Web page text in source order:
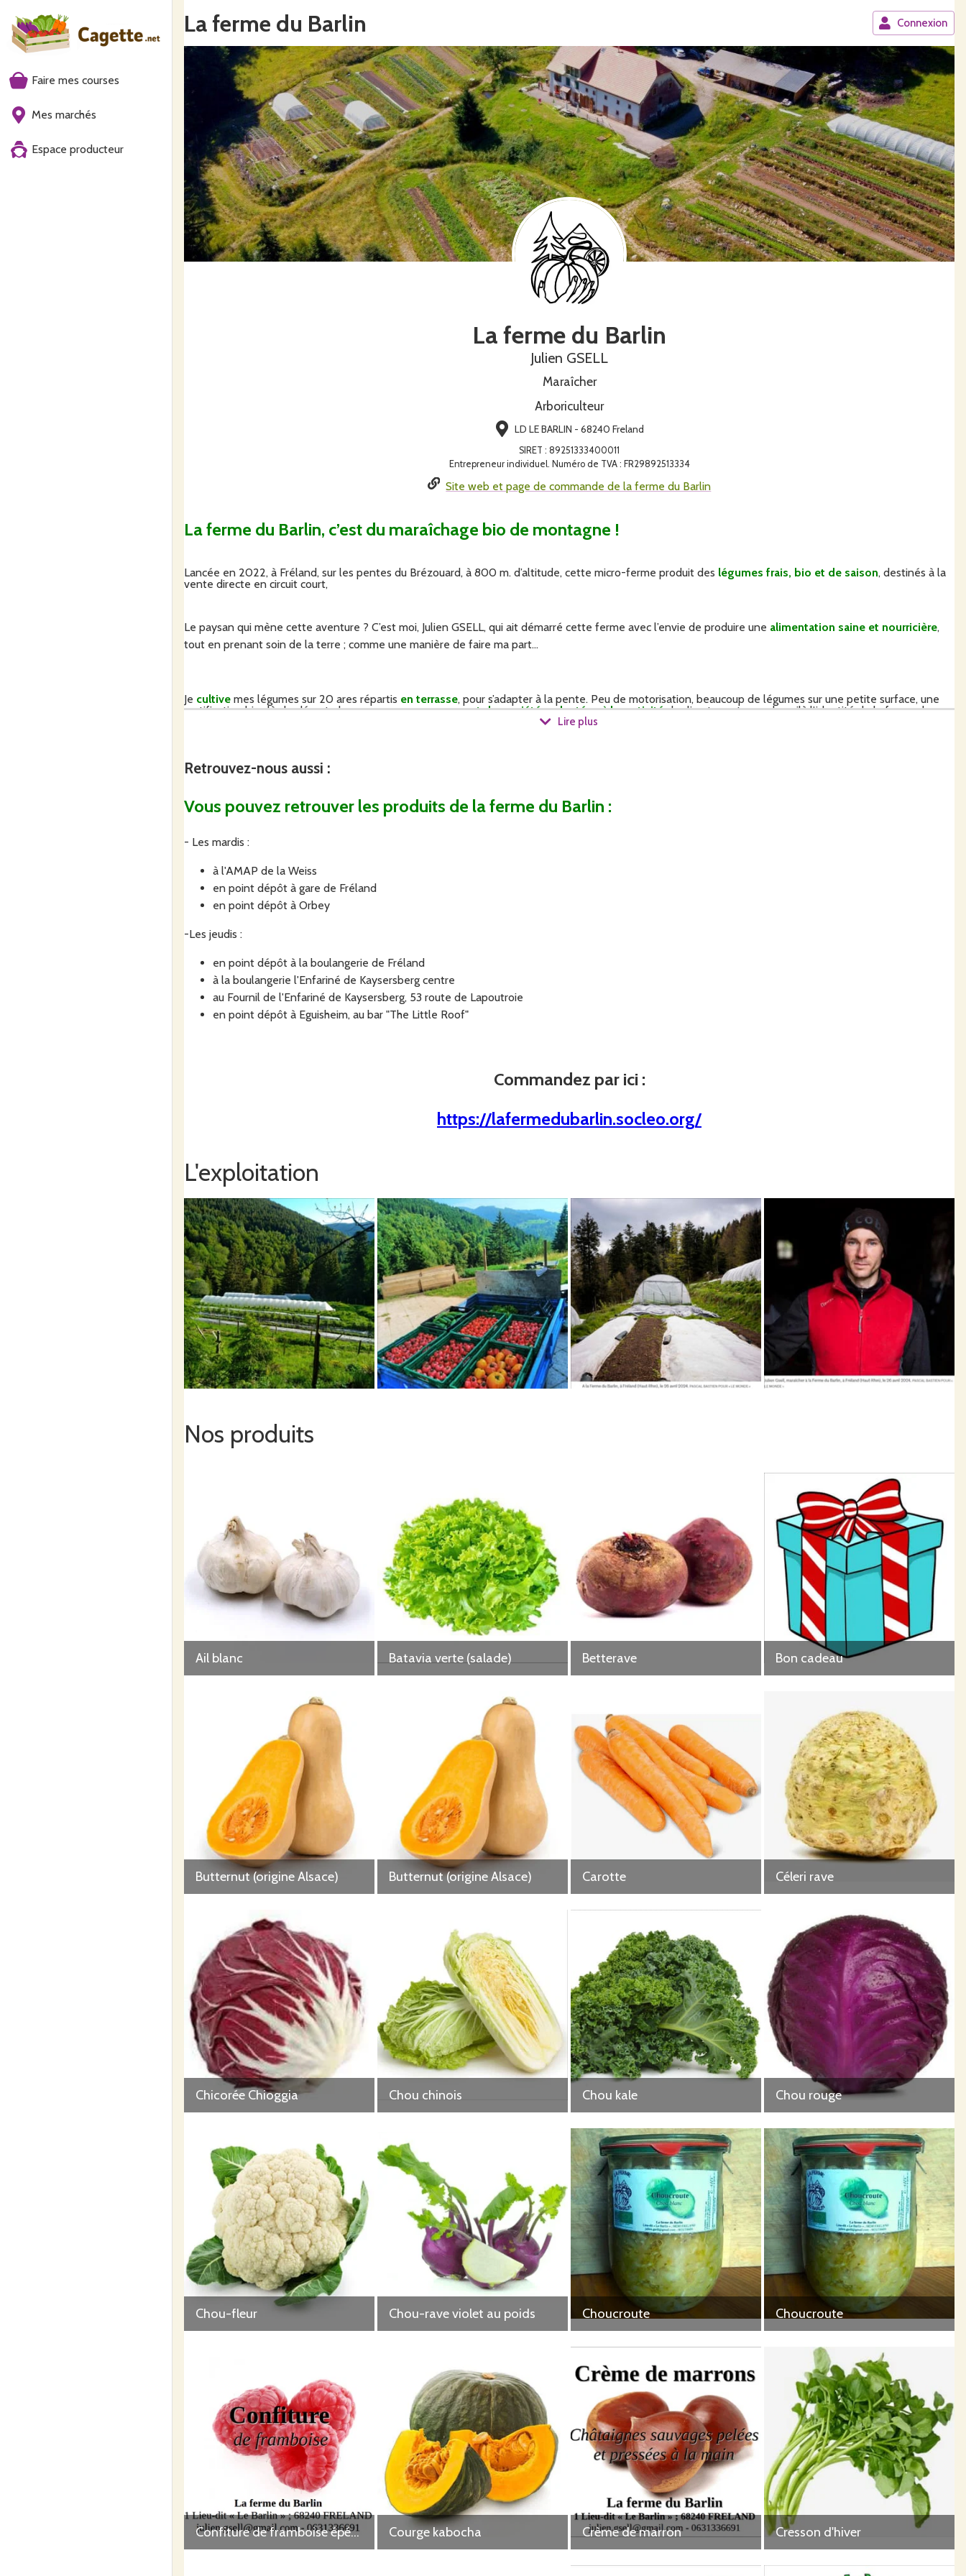
Faire mes courses
Mes marchés
Espace producteur
La ferme du Barlin Connexion
La ferme du Barlin
Julien GSELL
Maraîcher
Arboriculteur
LD LE BARLIN - 68240 Freland
SIRET : 89251333400011
Entrepreneur individuel. Numéro de TVA : FR29892513334
Site web et page de commande de la ferme du Barlin
La ferme du Barlin, c’est du maraîchage bio de montagne !
Lancée en 2022, à Fréland, sur les pentes du Brézouard, à 800 m. d’altitude, cette micro-ferme produit des légumes frais, bio et de saison, destinés à la
vente directe en circuit court,
Le paysan qui mène cette aventure ? C’est moi, Julien GSELL, qui ait démarré cette ferme avec l’envie de produire une alimentation saine et nourricière,
tout en prenant soin de la terre ; comme une manière de faire ma part…
Je cultive mes légumes sur 20 ares répartis en terrasse, pour s’adapter à la pente. Peu de motorisation, beaucoup de légumes sur une petite surface, une
certification bio dès le départ, dessemences paysannes et des variétés adaptées à la rusticitédu climat montagnard... voilà l’identité de la ferme du
Ces pratiques me permettent d’offrir une
amateurs de bons légumes.
Lire plus
Retrouvez-nous aussi :
Vous pouvez retrouver les produits de la ferme du Barlin :
- Les mardis :
à l'AMAP de la Weiss
en point dépôt à gare de Fréland
en point dépôt à Orbey
-Les jeudis :
en point dépôt à la boulangerie de Fréland
à la boulangerie l'Enfariné de Kaysersberg centre
au Fournil de l'Enfariné de Kaysersberg, 53 route de Lapoutroie
en point dépôt à Eguisheim, au bar "The Little Roof"
Commandez par ici :
https://lafermedubarlin.socleo.org/
L'exploitation
Nos produits
Ail blanc Batavia verte (salade) Betterave Bon cadeau
Butternut (origine Alsace) Butternut (origine Alsace) Carotte Céleri rave
Chicorée Chioggia Chou chinois Chou kale Chou rouge
Chou-fleur Chou-rave violet au poids Choucroute Choucroute
Confiture de framboise épépinée Courge kabocha Crème de marron Cresson d'hiver